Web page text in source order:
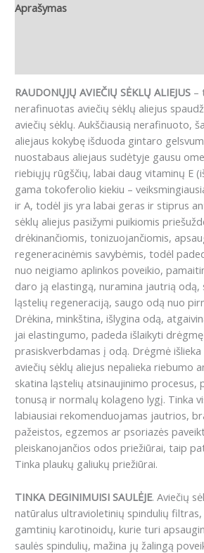
Aprašymas
RAUDONŲJŲ AVIEČIŲ SĖKLŲ ALIEJUS –
nerafinuotas aviečių sėklų aliejus
aviečių sėklų. Aukščiausią nerafinuoto,
aliejaus kokybę išduoda gintaro
nuostabaus aliejaus sudėtyje gausu
riebiųjų rūgščių, labai daug vitaminų E
gama tokoferolio kiekiu –
ir A, todėl jis yra labai geras ir stiprus
sėklų aliejus pasižymi puikiomis
drėkinančiomis, tonizuojančiomis,
regeneracinėmis savybėmis, todėl
nuo neigiamo aplinkos poveikio,
daro ją elastingą, nuramina jautrią odą,
ląstelių regeneraciją, saugo odą nuo
Drėkina, minkština, išlygina odą,
jai elastingumo, padeda išlaikyti
prasiskverbdamas į odą. Drėgmė
aviečių sėklų aliejus nepalieka riebumo
skatina ląstelių atsinaujinimo procesus,
tonusą ir normalų kolageno lygį. Tinka
labiausiai rekomenduojamas jautrios,
pažeistos, egzemos ar psoriazės
pleiskanojančios odos priežiūrai, taip
Tinka plaukų galiukų priežiūrai.
TINKA DEGINIMUISI SAULĖJE. Aviečių
natūralus ultravioletinių spindulių
gamtinių karotinoidų, kurie turi
saulės spindulių, mažina jų žalingą